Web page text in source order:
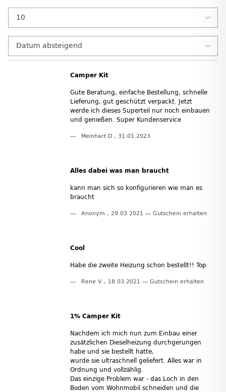
Camper Kit
Gute Beratung, einfache Bestellung, schnelle
Lieferung, gut geschützt verpackt. Jetzt
werde ich dieses Superteil nur noch einbauen
und genießen. Super Kundenservice
Meinhart D , 31.01.2023
Alles dabei was man braucht
kann man sich so konfigurieren wie man es
braucht
Anonym , 29.03.2021 Gutschein erhalten
Cool
Habe die zweite Heizung schon bestellt!! Top
Rene V , 18.03.2021 Gutschein erhalten
1% Camper Kit
Nachdem ich mich nun zum Einbau einer
zusätzlichen Dieselheizung durchgerungen
habe und sie bestellt hatte,
wurde sie ultraschnell geliefert. Alles war in
Ordnung und vollzählig.
Das einzige Problem war - das Loch in den
Boden vom Wohnmobil schneiden und die